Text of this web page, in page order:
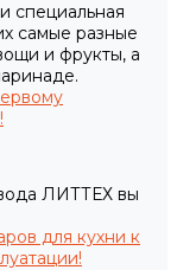
специальная
самые разные
и фрукты, а
ЛИТТЕХ вы
для кухни к